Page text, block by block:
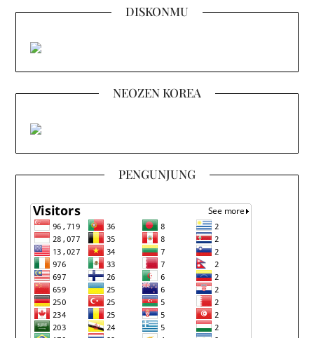
DISKONMU
NEOZEN KOREA
PENGUNJUNG